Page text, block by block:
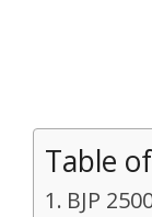
Table
BJP